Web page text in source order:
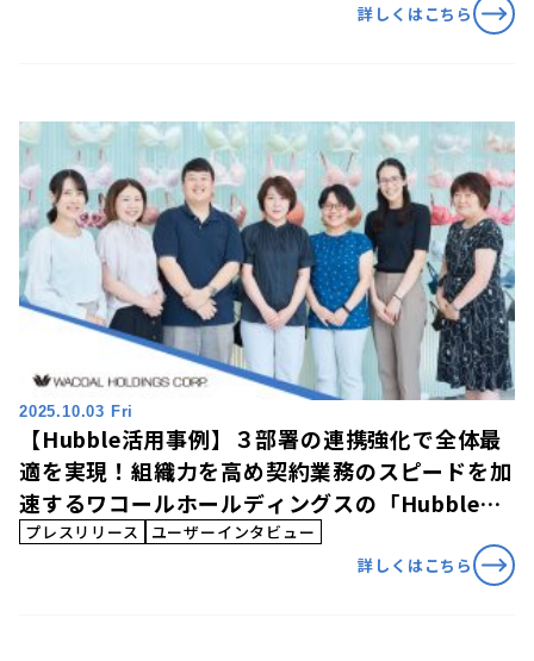
詳しくはこちら
2025.10.03 Fri
【Hubble活用事例】３部署の連携強化で全体最
適を実現！組織力を高め契約業務のスピードを加
速するワコールホールディングスの「Hubble」
活用事例を公開
プレスリリース
ユーザーインタビュー
詳しくはこちら